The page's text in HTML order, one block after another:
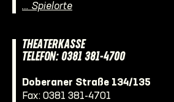
… Spielorte
THEATERKASSE
TELEFON: 0381 381-4700
Doberaner Straße 134/135
Fax: 0381 381-4701